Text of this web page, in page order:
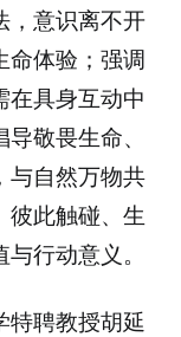
，意识离不开
命体验；强调
在具身互动中
敬畏生命、
与自然万物共
彼此触碰、生
行动意义。
特聘教授胡延